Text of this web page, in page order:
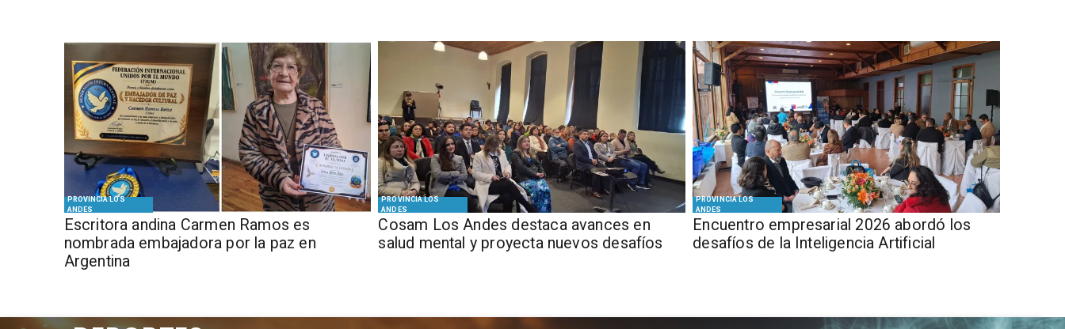
PROVINCIA LOS
ANDES
Escritora andina Carmen Ramos es
nombrada embajadora por la paz en
Argentina
PROVINCIA LOS
ANDES
Cosam Los Andes destaca avances en
salud mental y proyecta nuevos desafíos
PROVINCIA LOS
ANDES
Encuentro empresarial 2026 abordó los
desafíos de la Inteligencia Artificial